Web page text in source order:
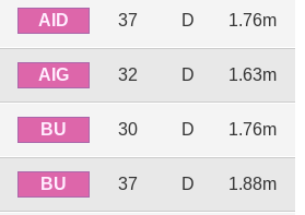
AID 37 D 1.76m
AIG 32 D 1.63m
BU 30 D 1.76m
BU 37 D 1.88m